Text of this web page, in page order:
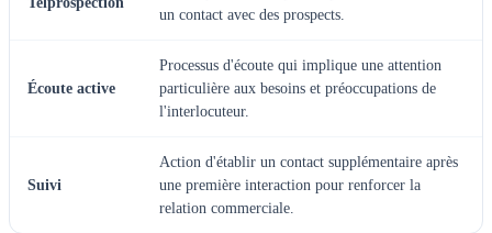
un contact avec des prospects.
Écoute active
Processus d'écoute qui implique une attention
particulière aux besoins et préoccupations de
l'interlocuteur.
Suivi
Action d'établir un contact supplémentaire après
une première interaction pour renforcer la
relation commerciale.